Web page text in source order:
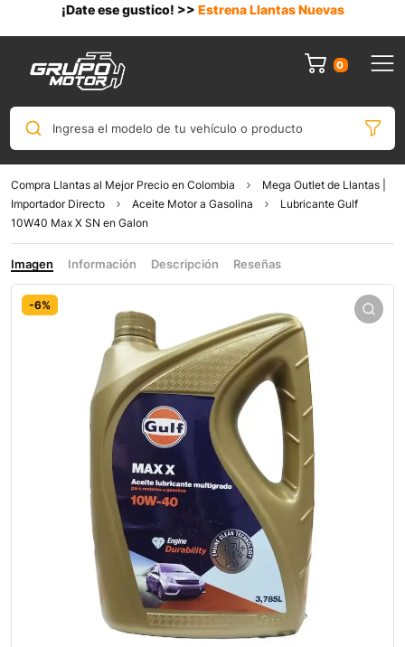
¡Date ese gustico! >> Estrena Llantas Nuevas
0
Ingresa el modelo de tu vehículo o producto
Compra Llantas al Mejor Precio en Colombia
Mega Outlet de Llantas |
Importador Directo
Aceite Motor a Gasolina
Lubricante Gulf
10W40 Max X SN en Galon
Imagen Información Descripción Reseñas
-6%